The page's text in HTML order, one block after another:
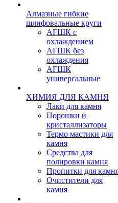
Алмазные гибкие
шлифовальные круги
АГШК с
охлаждением
АГШК без
охлаждения
АГШК
универсальные
ХИМИЯ ДЛЯ КАМНЯ
Лаки для камня
Порошки и
кристаллизаторы
Термо мастики для
камня
Средства для
полировки камня
Пропитки для
Очистители для
камня